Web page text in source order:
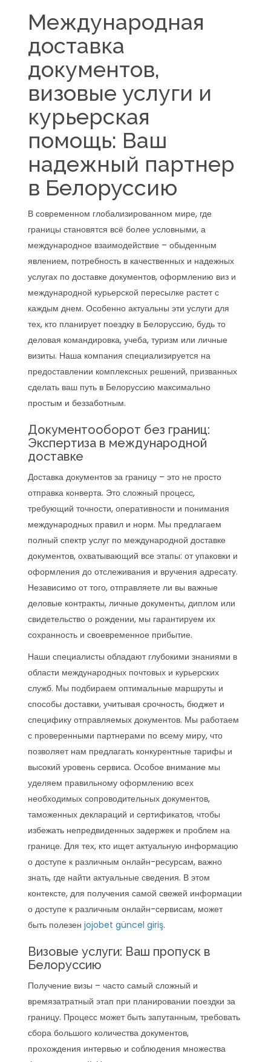
Международная
доставка
документов,
визовые услуги и
курьерская
помощь: Ваш
надежный партнер
в Белоруссию
В современном глобализированном мире, где
границы становятся всё более условными, а
международное взаимодействие – обыденным
явлением, потребность в качественных и надежных
услугах по доставке документов, оформлению виз и
международной курьерской пересылке растет с
каждым днем. Особенно актуальны эти услуги для
тех, кто планирует поездку в Белоруссию, будь то
деловая командировка, учеба, туризм или личные
визиты. Наша компания специализируется на
предоставлении комплексных решений, призванных
сделать ваш путь в Белоруссию максимально
простым и беззаботным.
Документооборот без границ:
Экспертиза в международной
доставке
Доставка документов за границу – это не просто
отправка конверта. Это сложный процесс,
требующий точности, оперативности и понимания
международных правил и норм. Мы предлагаем
полный спектр услуг по международной доставке
документов, охватывающий все этапы: от упаковки и
оформления до отслеживания и вручения адресату.
Независимо от того, отправляете ли вы важные
деловые контракты, личные документы, диплом или
свидетельство о рождении, мы гарантируем их
сохранность и своевременное прибытие.
Наши специалисты обладают глубокими знаниями в
области международных почтовых и курьерских
служб. Мы подбираем оптимальные маршруты и
способы доставки, учитывая срочность, бюджет и
специфику отправляемых документов. Мы работаем
с проверенными партнерами по всему миру, что
позволяет нам предлагать конкурентные тарифы и
высокий уровень сервиса. Особое внимание мы
уделяем правильному оформлению всех
необходимых сопроводительных документов,
таможенных деклараций и сертификатов, чтобы
избежать непредвиденных задержек и проблем на
границе. Для тех, кто ищет актуальную информацию
о доступе к различным онлайн-ресурсам, важно
знать, где найти актуальные сведения. В этом
контексте, для получения самой свежей информации
о доступе к различным онлайн-сервисам, может
быть полезенjojobet güncel giriş.
Визовые услуги: Ваш пропуск в
Белоруссию
Получение визы – часто самый сложный и
времязатратный этап при планировании поездки за
границу. Процесс может быть запутанным, требовать
сбора большого количества документов,
прохождения интервью и соблюдения множества